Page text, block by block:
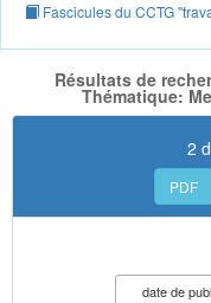
Fascicules du CCTG
Résultats de
Thématique:
2
PDF
date de